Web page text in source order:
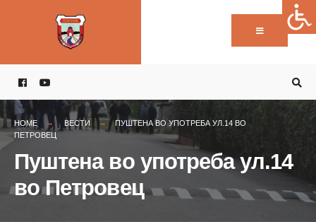
HOME ВЕСТИ
ПУШТЕНА ВО УПОТРЕБА УЛ.14 ВО
ПЕТРОВЕЦ
Пуштена во употреба ул.14
во Петровец